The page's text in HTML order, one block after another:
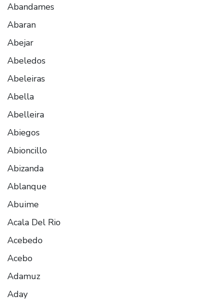
Abandames
Abaran
Abejar
Abeledos
Abeleiras
Abella
Abelleira
Abiegos
Abioncillo
Abizanda
Ablanque
Abuime
Acala Del Rio
Acebedo
Acebo
Adamuz
Aday